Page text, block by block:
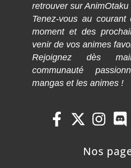
retrouver sur AnimOtaku
Tenez-vous au
moment et des
venir de vos animes
Rejoignez dès
communauté
mangas et les animes !
Nos